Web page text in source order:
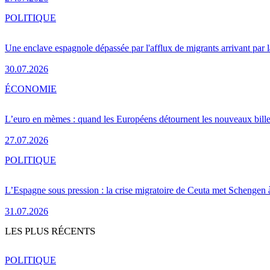
Une enclave espagnole dépassée par l'afflux de migrants arrivant par
30.07.2026
POLITIQUE
L’euro en mèmes : quand les Européens détournent les nouveaux
27.07.2026
ÉCONOMIE
L’Espagne sous pression : la crise migratoire de Ceuta met Schengen
31.07.2026
POLITIQUE
LES PLUS RÉCENTS
POLITIQUE